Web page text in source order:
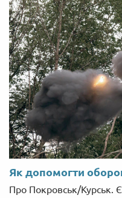
Як допомогти
Про Покровськ/Курськ.